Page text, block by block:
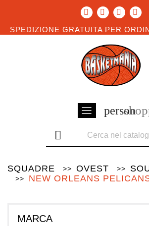
SPEDIZIONE GRATUITA PER
person

SQUADRE OVEST
NEW ORLEANS
MARCA